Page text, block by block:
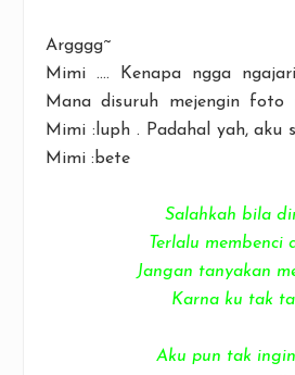
Argggg~
Mimi .... Kenapa ngga
Mana disuruh mejengin
Mimi :luph . Padahal yah, aku
Mimi :bete
Salahkah bila
Terlalu membenci
Jangan tanyakan
Karna ku tak
Aku pun tak